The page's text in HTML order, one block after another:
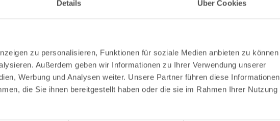
Details Über Cookies
zu personalisieren, Funktionen für soziale Medien anbieten zu können
Außerdem geben wir Informationen zu Ihrer Verwendung unserer
Werbung und Analysen weiter. Unsere Partner führen diese Informationen
die Sie ihnen bereitgestellt haben oder die sie im Rahmen Ihrer Nutzung